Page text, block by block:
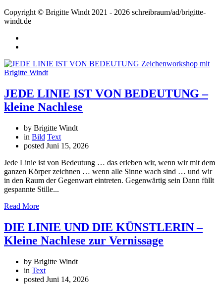
Copyright © Brigitte Windt 2021 - 2026 schreibraum/ad/brigitte-
windt.de
JEDE LINIE IST VON BEDEUTUNG –
kleine Nachlese
by Brigitte Windt
in Bild Text
posted Juni 15, 2026
Jede Linie ist von Bedeutung … das erleben wir, wenn wir mit dem
ganzen Körper zeichnen … wenn alle Sinne wach sind … und wir
in den Raum der Gegenwart eintreten. Gegenwärtig sein Dann füllt
gespannte Stille...
Read More
DIE LINIE UND DIE KÜNSTLERIN –
Kleine Nachlese zur Vernissage
by Brigitte Windt
in Text
posted Juni 14, 2026